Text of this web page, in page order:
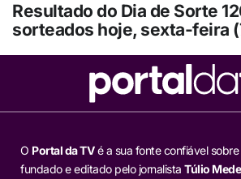
Resultado do Dia de Sorte
sorteados hoje, sexta-feira
O Portal da TVé a sua fonte confiável sobre
fundado e editado pelo jornalista Túlio